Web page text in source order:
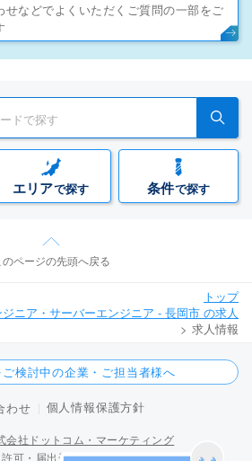
せなどでよくいただくご質問の一部をご
エリアで探す 条件で探す
のページの先頭へ戻る
トップ
ニア・サーバーエンジニア - 長岡市 の求人
求人情報
検討中の企業・ご担当者様へ
わせ 個人情報保護方針
会社ドットコム・マーケティング
可・届出受理番号 15-ユ-300096